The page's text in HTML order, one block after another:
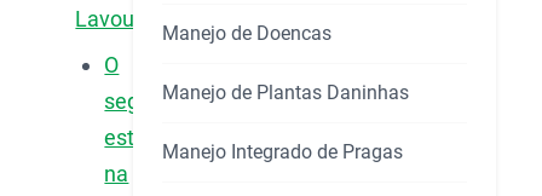
Lavoura?
O
segredo
está
na
Manejo de Doencas
Manejo de Plantas Daninhas
Manejo Integrado de Pragas